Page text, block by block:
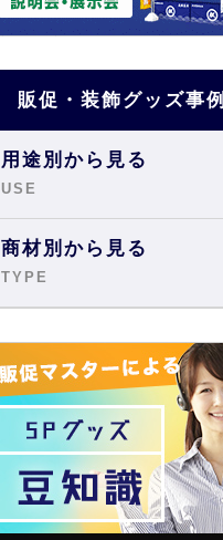
販促・装飾グッズ事例
用途別から見る
USE
店舗・ショップ事例
展示会・説明会事例
お祭り事例
商店街・イベント事例
オフィス・現場事例
学校・スクール事例
商材別から見る
TYPE
旗・フラッグ
テーブルクロス
バックパネル
バナースタンド